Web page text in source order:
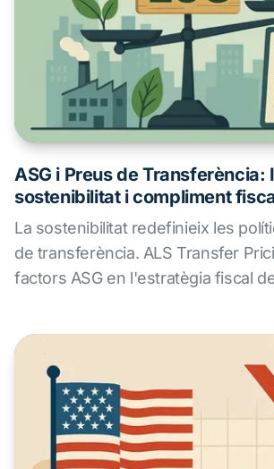
ASG i Preus de Transferència:
sostenibilitat i compliment
La sostenibilitat redefinieix les
de transferència. ALS Transfer
factors ASG en l'estratègia fiscal
basades en intel·ligència artificial
compliment, coherència i reputació